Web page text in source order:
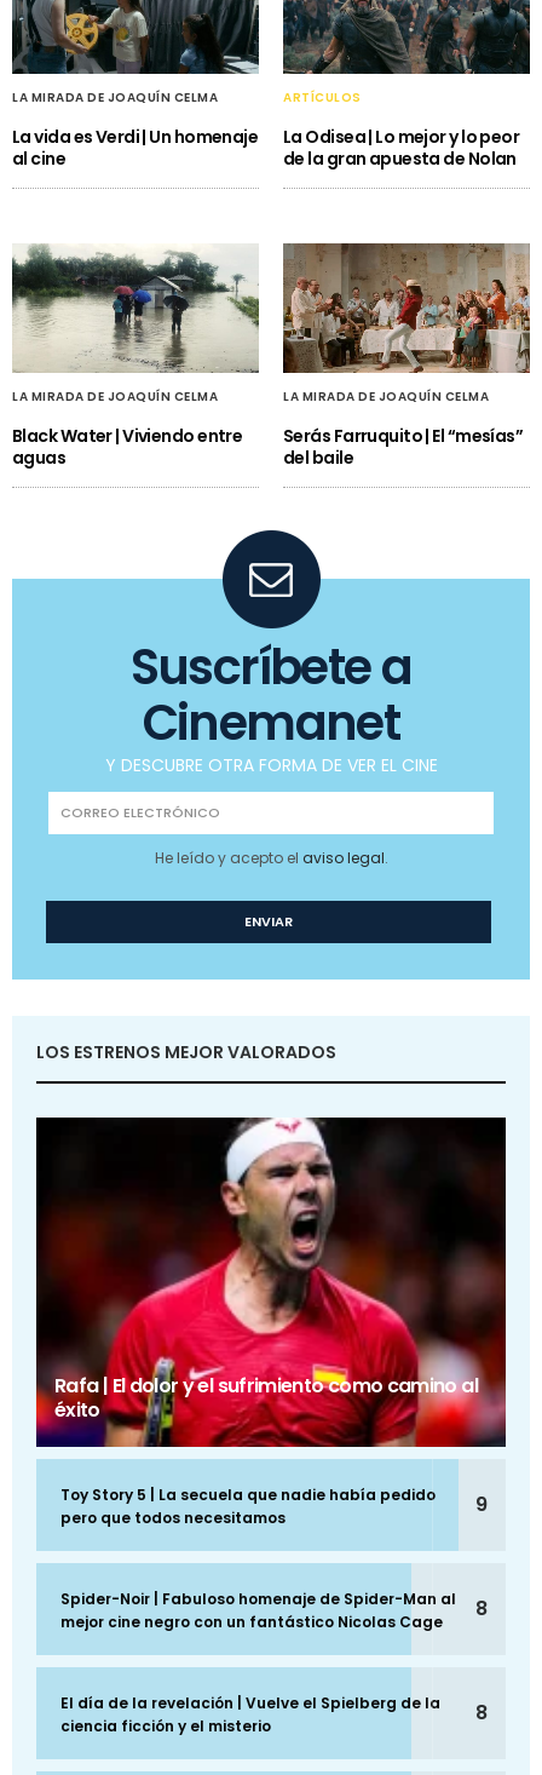
LA MIRADA DE JOAQUÍN CELMA
La vida es Verdi | Un homenaje
al cine
ARTÍCULOS
La Odisea | Lo mejor y lo peor
de la gran apuesta de Nolan
LA MIRADA DE JOAQUÍN CELMA
Black Water | Viviendo entre
aguas
LA MIRADA DE JOAQUÍN CELMA
Serás Farruquito | El “mesías”
del baile
Suscríbete a
Cinemanet
Y DESCUBRE OTRA FORMA DE VER EL CINE
He leído y acepto el aviso legal.
LOS ESTRENOS MEJOR VALORADOS
Rafa | El dolor y el sufrimiento como camino al
éxito
Toy Story 5 | La secuela que nadie había pedido
pero que todos necesitamos
9
Spider-Noir | Fabuloso homenaje de Spider-Man al
mejor cine negro con un fantástico Nicolas Cage
8
El día de la revelación | Vuelve el Spielberg de la
ciencia ficción y el misterio
8